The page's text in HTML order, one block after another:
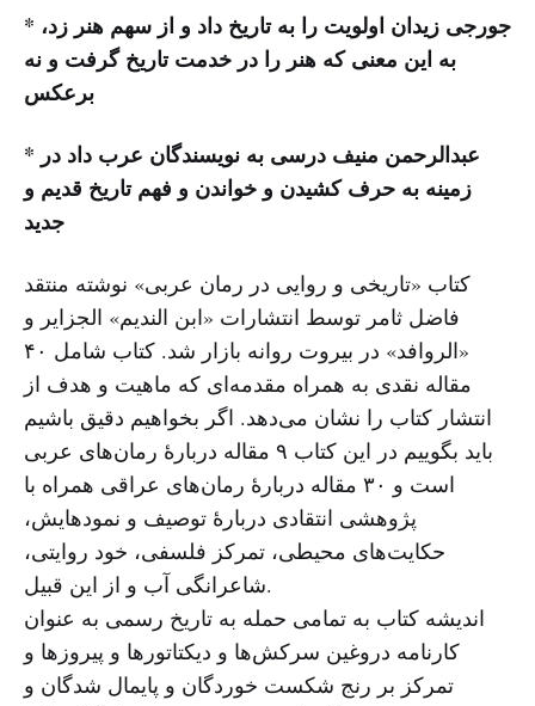
* جورجی زیدان اولویت را به تاریخ داد و از سهم هنر زد،
به این معنی که هنر را در خدمت تاریخ گرفت و نه
برعکس
* عبدالرحمن منیف درسی به نویسندگان عرب داد در
زمینه به حرف کشیدن و خواندن و فهم تاریخ قدیم و
جدید
کتاب «تاریخی و روایی در رمان عربی» نوشته منتقد
فاضل ثامر توسط انتشارات «ابن الندیم» الجزایر و
«الروافد» در بیروت روانه بازار شد. کتاب شامل ۴۰
مقاله نقدی به همراه مقدمه‌ای که ماهیت و هدف از
انتشار کتاب را نشان می‌دهد. اگر بخواهیم دقیق باشیم
باید بگوییم در این کتاب ۹ مقاله دربارهٔ رمان‌های عربی
است و ۳۰ مقاله دربارهٔ رمان‌های عراقی همراه با
پژوهشی انتقادی دربارهٔ توصیف و نمودهایش،
حکایت‌های محیطی، تمرکز فلسفی، خود روایتی،
شاعرانگی آب و از این قبیل.
اندیشه کتاب به تمامی حمله به تاریخ رسمی به عنوان
کارنامه دروغین سرکش‌ها و دیکتاتورها و پیروزها و
تمرکز بر رنج شکست خوردگان و پایمال شدگان و